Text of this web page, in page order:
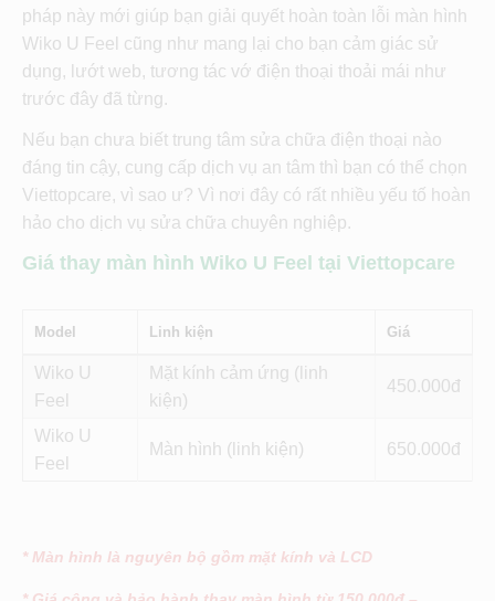
pháp này mới giúp bạn giải quyết hoàn toàn lỗi màn hình
Wiko U Feel cũng như mang lại cho bạn cảm giác sử
dụng, lướt web, tương tác vớ điện thoại thoải mái như
trước đây đã từng.
Nếu bạn chưa biết trung tâm sửa chữa điện thoại nào
đáng tin cậy, cung cấp dịch vụ an tâm thì bạn có thể chọn
Viettopcare, vì sao ư? Vì nơi đây có rất nhiều yếu tố hoàn
hảo cho dịch vụ sửa chữa chuyên nghiệp.
Giá thay màn hình Wiko U Feel tại Viettopcare
Model Linh kiện Giá
Wiko U
Feel
Mặt kính cảm ứng (linh
kiện)
450
Wiko U
Feel
Màn hình (linh kiện) 650
* Màn hình là nguyên bộ gồm mặt kính và LCD